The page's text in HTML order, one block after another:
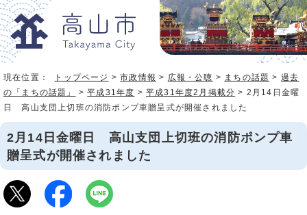
現在位置： トップページ >市政情報 > 広報・公聴 > まちの話題 > 過去
の「まちの話題」
>平成31年度 >平成31年度2月掲載分 > 2月14日金曜
日 高山支団上切班の消防ポンプ車贈呈式が開催されました
2月14日金曜日 高山支団上切班の消防ポンプ車
贈呈式が開催されました